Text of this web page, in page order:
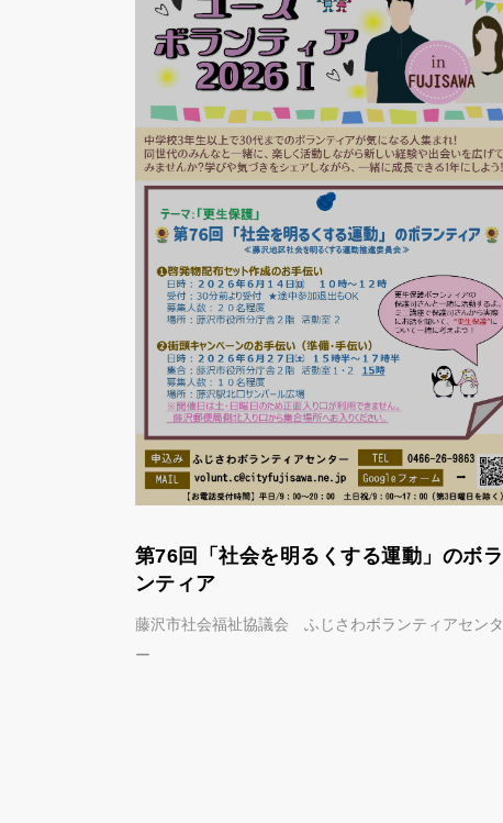
第76回「社会を明るくする運動」のボラ
ンティア
藤沢市社会福祉協議会 ふじさわボランティアセンタ
ー